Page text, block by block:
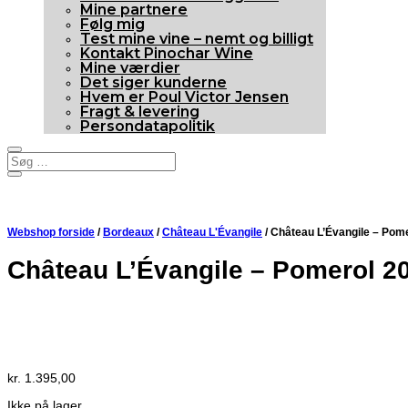
Mine partnere
Følg mig
Test mine vine – nemt og billigt
Kontakt Pinochar Wine
Mine værdier
Det siger kunderne
Hvem er Poul Victor Jensen
Fragt & levering
Persondatapolitik
Webshop forside / Bordeaux /Château L'Évangile / Château L’Évangile –
Château L’Évangile – Pomerol
kr. 1.395,00